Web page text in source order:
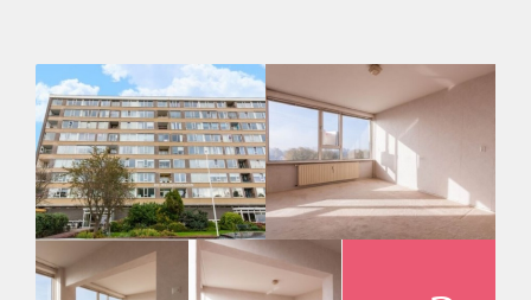
Huurtoeslag
Niet mogelijk
Inkomen eis
2,8 X De bruto Huur
Huurtermijn
Onbepaalde termijn
Oplevering
Kaal